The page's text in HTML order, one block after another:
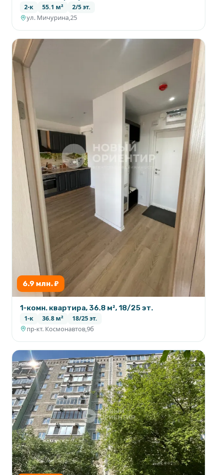
2-к 55.1 м² 2/5 эт.
ул. Мичурина,25
6.9 млн. ₽
1-комн. квартира, 36.8 м², 18/25 эт.
1-к 36.8 м² 18/25 эт.
пр-кт. Космонавтов,9б